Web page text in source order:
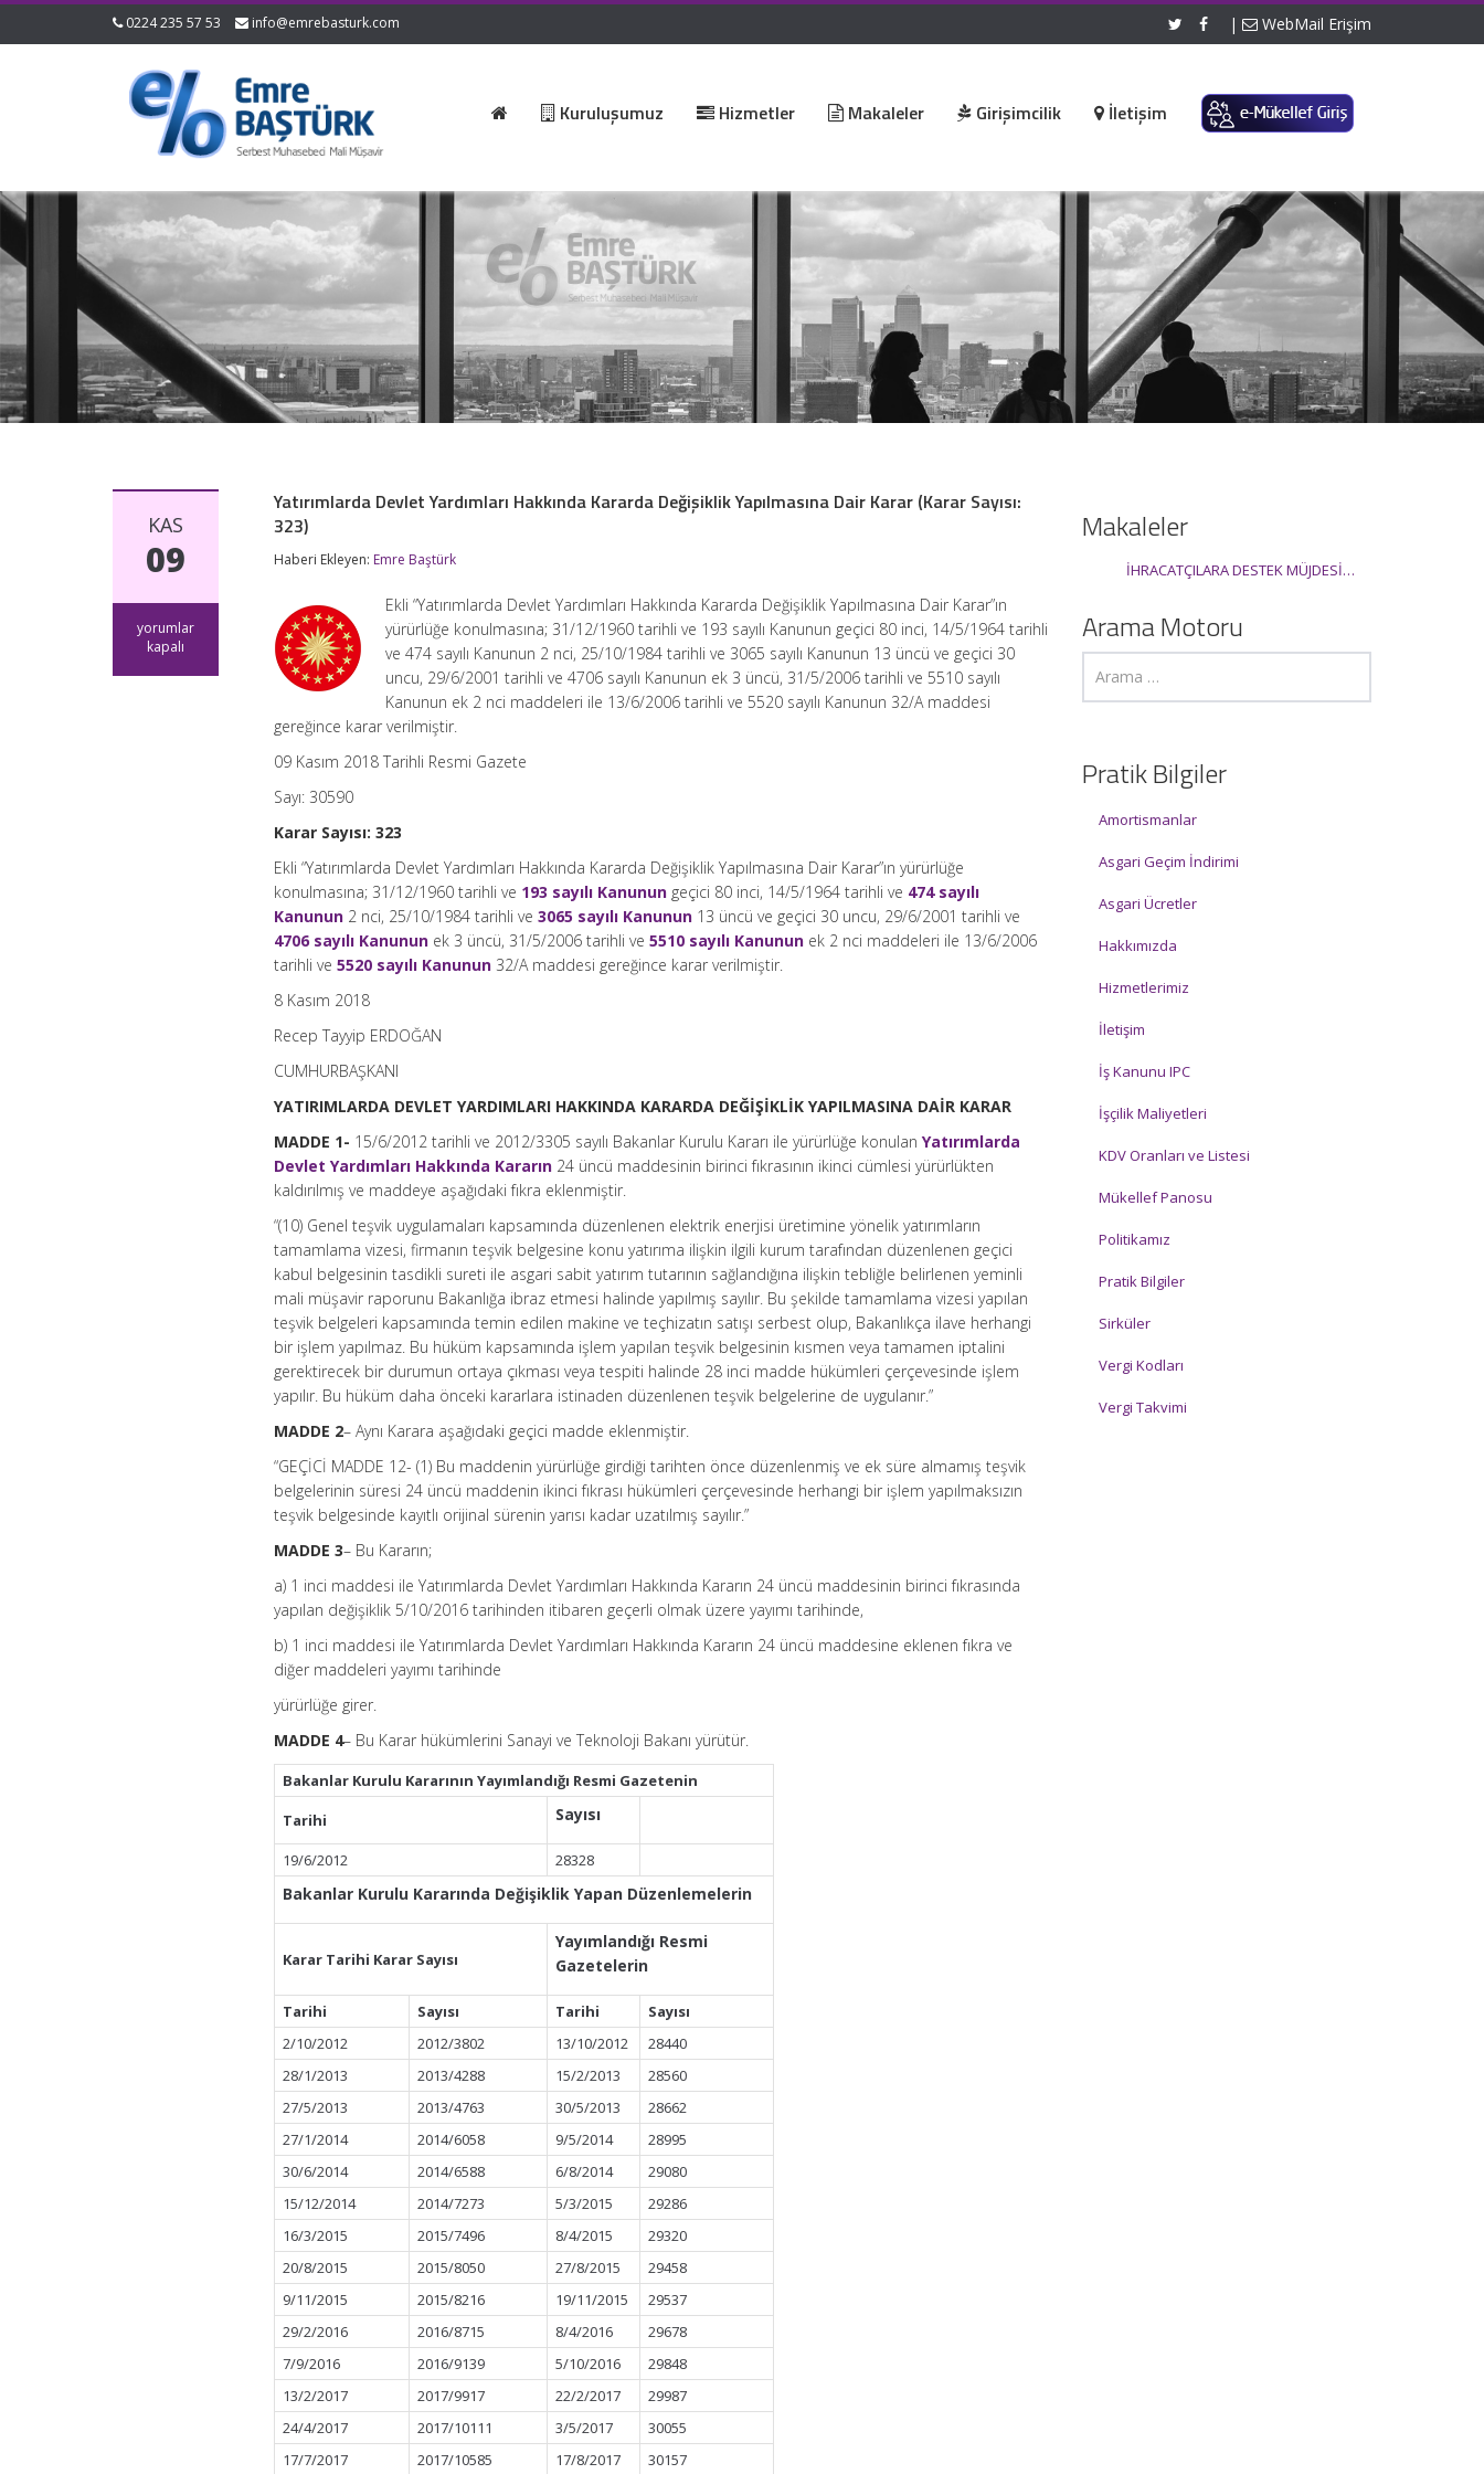
0224 235 57 53 info@emrebasturk.com | WebMail Erişim
Kuruluşumuz Hizmetler Makaleler Girişimcilik İletişim
KAS
09
Yatırımlarda
Devlet
yorumlar
kapalı
Yatırımlarda Devlet Yardımları Hakkında Kararda Değişiklik Yapılmasına Dair Karar (Karar Sayısı:
323)
Haberi Ekleyen: Emre Baştürk
Ekli “Yatırımlarda Devlet Yardımları Hakkında Kararda Değişiklik Yapılmasına Dair Karar”ın
yürürlüğe konulmasına; 31/12/1960 tarihli ve 193 sayılı Kanunun geçici 80 inci, 14/5/1964 tarihli
ve 474 sayılı Kanunun 2 nci, 25/10/1984 tarihli ve 3065 sayılı Kanunun 13 üncü ve geçici 30
uncu, 29/6/2001 tarihli ve 4706 sayılı Kanunun ek 3 üncü, 31/5/2006 tarihli ve 5510 sayılı
Kanunun ek 2 nci maddeleri ile 13/6/2006 tarihli ve 5520 sayılı Kanunun 32/A maddesi
gereğince karar verilmiştir.
09 Kasım 2018 Tarihli Resmi Gazete
Sayı: 30590
Karar Sayısı: 323
Ekli “Yatırımlarda Devlet Yardımları Hakkında Kararda Değişiklik Yapılmasına Dair Karar”ın yürürlüğe
konulmasına; 31/12/1960 tarihli ve 193 sayılı Kanunun geçici 80 inci, 14/5/1964 tarihli ve 474 sayılı
Kanunun 2 nci, 25/10/1984 tarihli ve3065 sayılı Kanunun 13 üncü ve geçici 30 uncu, 29/6/2001 tarihli ve
4706 sayılı Kanunun ek 3 üncü, 31/5/2006 tarihli ve5510 sayılı Kanunun ek 2 nci maddeleri ile 13/6/2006
tarihli ve5520 sayılı Kanunun 32/A maddesi gereğince karar verilmiştir.
8 Kasım 2018
Recep Tayyip ERDOĞAN
CUMHURBAŞKANI
YATIRIMLARDA DEVLET YARDIMLARI HAKKINDA KARARDA DEĞİŞİKLİK YAPILMASINA DAİR KARAR
MADDE 1- 15/6/2012 tarihli ve 2012/3305 sayılı Bakanlar Kurulu Kararı ile yürürlüğe konulanYatırımlarda
Devlet Yardımları Hakkında Kararın 24 üncü maddesinin birinci fıkrasının ikinci cümlesi yürürlükten
kaldırılmış ve maddeye aşağıdaki fıkra eklenmiştir.
“(10) Genel teşvik uygulamaları kapsamında düzenlenen elektrik enerjisi üretimine yönelik yatırımların
tamamlama vizesi, firmanın teşvik belgesine konu yatırıma ilişkin ilgili kurum tarafından düzenlenen geçici
kabul belgesinin tasdikli sureti ile asgari sabit yatırım tutarının sağlandığına ilişkin tebliğle belirlenen yeminli
mali müşavir raporunu Bakanlığa ibraz etmesi halinde yapılmış sayılır. Bu şekilde tamamlama vizesi yapılan
teşvik belgeleri kapsamında temin edilen makine ve teçhizatın satışı serbest olup, Bakanlıkça ilave herhangi
bir işlem yapılmaz. Bu hüküm kapsamında işlem yapılan teşvik belgesinin kısmen veya tamamen iptalini
gerektirecek bir durumun ortaya çıkması veya tespiti halinde 28 inci madde hükümleri çerçevesinde işlem
yapılır. Bu hüküm daha önceki kararlara istinaden düzenlenen teşvik belgelerine de uygulanır.”
MADDE 2– Aynı Karara aşağıdaki geçici madde eklenmiştir.
“GEÇİCİ MADDE 12- (1) Bu maddenin yürürlüğe girdiği tarihten önce düzenlenmiş ve ek süre almamış teşvik
belgelerinin süresi 24 üncü maddenin ikinci fıkrası hükümleri çerçevesinde herhangi bir işlem yapılmaksızın
teşvik belgesinde kayıtlı orijinal sürenin yarısı kadar uzatılmış sayılır.”
MADDE 3– Bu Kararın;
a) 1 inci maddesi ile Yatırımlarda Devlet Yardımları Hakkında Kararın 24 üncü maddesinin birinci fıkrasında
yapılan değişiklik 5/10/2016 tarihinden itibaren geçerli olmak üzere yayımı tarihinde,
b) 1 inci maddesi ile Yatırımlarda Devlet Yardımları Hakkında Kararın 24 üncü maddesine eklenen fıkra ve
diğer maddeleri yayımı tarihinde
yürürlüğe girer.
MADDE 4– Bu Karar hükümlerini Sanayi ve Teknoloji Bakanı yürütür.
Bakanlar Kurulu Kararının Yayımlandığı Resmi Gazetenin
Tarihi
Sayısı
19/6/2012 28328
Bakanlar Kurulu Kararında Değişiklik Yapan Düzenlemelerin
Karar Tarihi Karar Sayısı
Yayımlandığı Resmi
Gazetelerin
Tarihi Sayısı Tarihi
Sayısı
2/10/2012
2012/3802 13/10/2012
28440
28/1/2013
2013/4288 15/2/2013
28560
27/5/2013
2013/4763 30/5/2013
28662
27/1/2014
2014/6058 9/5/2014
28995
30/6/2014
2014/6588 6/8/2014
29080
15/12/2014
2014/7273 5/3/2015
29286
16/3/2015
2015/7496 8/4/2015
29320
20/8/2015
2015/8050 27/8/2015
29458
9/11/2015
2015/8216 19/11/2015
29537
29/2/2016
2016/8715 8/4/2016
29678
7/9/2016
2016/9139 5/10/2016
29848
13/2/2017
2017/9917 22/2/2017
29987
24/4/2017
2017/10111 3/5/2017
30055
17/7/2017
2017/10585 17/8/2017 30157
Makaleler
İHRACATÇILARA DESTEK MÜJDESİ…
Arama Motoru
Pratik Bilgiler
Amortismanlar
Asgari Geçim İndirimi
Asgari Ücretler
Hakkımızda
Hizmetlerimiz
İletişim
İş Kanunu IPC
İşçilik Maliyetleri
KDV Oranları ve Listesi
Mükellef Panosu
Politikamız
Pratik Bilgiler
Sirküler
Vergi Kodları
Vergi Takvimi